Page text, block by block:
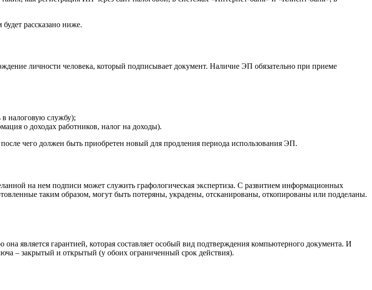
рассказано ниже.
личности человека, который подписывает документ. Наличие ЭП обязательно при приеме
в налоговую службу);
о доходах работников, налог на доходы).
чего должен быть приобретен новый для продления периода использования ЭП.
на нем подписи может служить графологическая экспертиза. С развитием информационных
таким образом, могут быть потеряны, украдены, отсканированы, откопированы или подделаны.
является гарантией, которая составляет особый вид подтверждения компьютерного документа. И
– закрытый и открытый (у обоих ограниченный срок действия).